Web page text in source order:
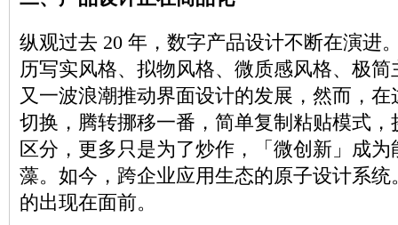
纵观过去 20 年，数字产品设计不断在演进
历写实风格、拟物风格、微质感风格、极
又一波浪潮推动界面设计的发展，然而，
切换，腾转挪移一番，简单复制粘贴模式
区分，更多只是为了炒作，「微创新」成
藻。如今，跨企业应用生态的原子设计系
的出现在面前。